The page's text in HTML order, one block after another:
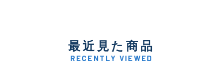
最近見た商品
RECENTLY VIEWED